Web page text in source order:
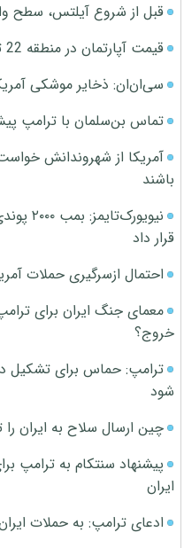
قبل از شروع آیلتس، سطح
قیمت آپارتمان در منطقه 22 تهران چقدر است؟
سی‌ان‌ان: ذخایر موشکی
تماس بن‌سلمان با ترامپ
آمریکا از شهروندانش
باشند
قرار داد
احتمال ازسرگیری حملات
معمای جنگ ایران برای
خروج؟
ترامپ: حماس برای تشکیل
شود
چین ارسال سلاح به ایران
پیشنهاد سنتکام به ترامپ
ایران
ادعای ترامپ: به حملات